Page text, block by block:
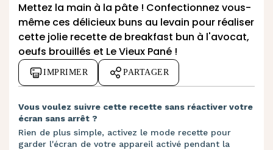
Mettez la main à la pâte ! Confectionnez vous-
même ces délicieux buns au levain pour réaliser
cette jolie recette de breakfast bun à l'avocat,
oeufs brouillés et Le Vieux Pané !
IMPRIMER PARTAGER
Vous voulez suivre cette recette sans réactiver votre
écran sans arrêt ?
Rien de plus simple, activez le mode recette pour
garder l'écran de votre appareil activé pendant la